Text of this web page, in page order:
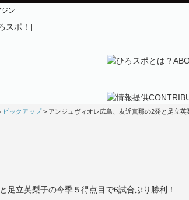
ン
ピックアップ> アンジュヴィオレ広島、友近真那の2発と足立英
足立英梨子の今季５得点目で6試合ぶり勝利！